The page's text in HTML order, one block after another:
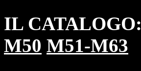
IL CATALOGO:
M50 M51-M63